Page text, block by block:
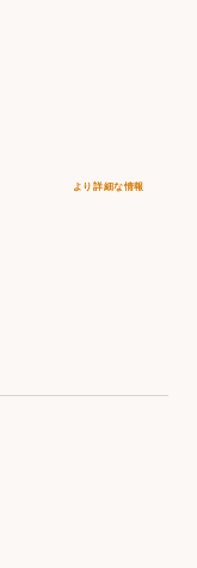
より詳細な情報